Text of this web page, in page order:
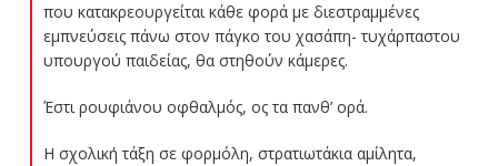
που κατακρεουργείται κάθε φορά με διεστραμμένες
εμπνεύσεις πάνω στον πάγκο του χασάπη- τυχάρπαστου
υπουργού παιδείας, θα στηθούν κάμερες.
Έστι ρουφιάνου οφθαλμός, ος τα πανθ’ ορά.
Η σχολική τάξη σε φορμόλη, στρατιωτάκια αμίλητα,